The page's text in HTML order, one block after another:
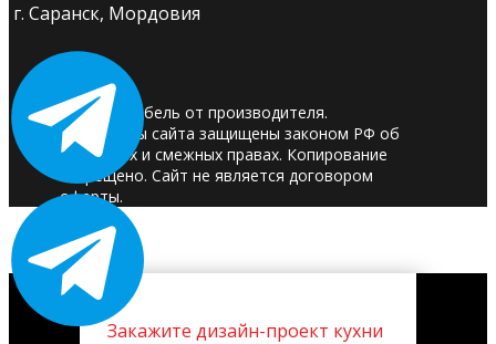
г. Саранск, Мордовия
© 2025. Мебель от производителя.
Материалы сайта защищены законом РФ об
авторских и смежных правах. Копирование
запрещено. Сайт не является договором
оферты.
Закажите дизайн-проект кухни